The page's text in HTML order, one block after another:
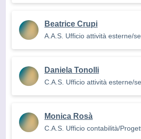
Beatrice Crupi
A.A.S. Ufficio attività esterne/
Daniela Tonolli
C.A.S. Ufficio attività esterne/
Monica Rosà
C.A.S. Ufficio contabilità/